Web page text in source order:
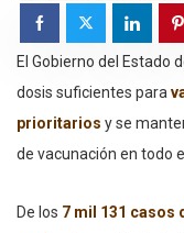
El Gobierno del Estado
dosis suficientes para
prioritarios y se
de vacunación en todo
De los 7 mil 131 casos